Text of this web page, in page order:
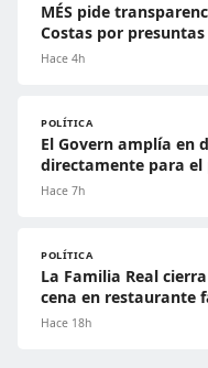
MÉS pide
Costas por
Hace 4h
POLÍTICA
El Govern amplía en
directamente para el
Hace 7h
POLÍTICA
La Familia Real
cena en restaurante
Hace 18h